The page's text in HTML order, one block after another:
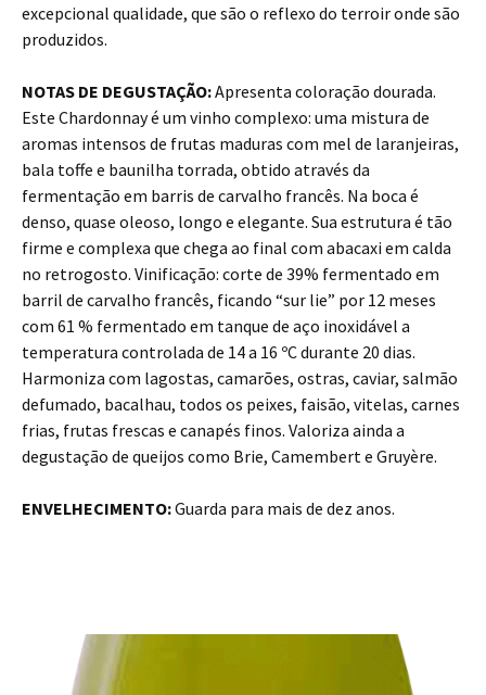
excepcional qualidade, que são o reflexo do terroir onde são
produzidos.
NOTAS DE DEGUSTAÇÃO:Apresenta coloração dourada.
Este Chardonnay é um vinho complexo: uma mistura de
aromas intensos de frutas maduras com mel de laranjeiras,
bala toffe e baunilha torrada, obtido através da
fermentação em barris de carvalho francês. Na boca é
denso, quase oleoso, longo e elegante. Sua estrutura é tão
firme e complexa que chega ao final com abacaxi em calda
no retrogosto. Vinificação: corte de 39% fermentado em
barril de carvalho francês, ficando “sur lie” por 12 meses
com 61 % fermentado em tanque de aço inoxidável a
temperatura controlada de 14 a 16 ºC durante 20 dias.
Harmoniza com lagostas, camarões, ostras, caviar, salmão
defumado, bacalhau, todos os peixes, faisão, vitelas, carnes
frias, frutas frescas e canapés finos. Valoriza ainda a
degustação de queijos como Brie, Camembert e Gruyère.
ENVELHECIMENTO:Guarda para mais de dez anos.